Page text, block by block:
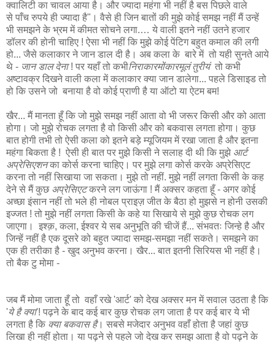
क्वालिटी का चावल आया है। और ज्यादा महंगा भी नहीं है बस पिछले वाले
से पाँच रुपये ही ज्यादा है"। वैसे ही जिन बातों की मुझे कोई समझ नहीं मैं उन्हें
भी समझने के भ्रम में कीमत सोचने लगा.… ये वाली इतने नहीं उतने हजार
डॉलर की होनी चाहिए ! ऐसा भी नहीं कि मुझे कोई पेंटिग बहुत कमाल की लगी
हो... जैसे कलाकार ने जान डाल दी है। अब कला के बारे में तो यही सुनते आये
थे - जान डाल देना! पर यहाँ तो कभीनिराकारमोंकारमूलं तुरीयंतो कभी
अष्टावक्र दिखने वाली कला में कलाकार क्या जान डालेगा... पहले डिसाइड तो
हो कि उसने जो बनाया है वो कोई प्राणी है या ऑटो या ऐटम बम!
खैर... मैं मानता हूँ कि जो मुझे समझ नहीं आता वो भी जरूर किसी और को आता
होगा। जो मुझे रोचक लगता है वो किसी और को बकवास लगता होगा। कुछ
बात होगी तभी तो ऐसी कला को इतने बड़े म्यूजियम में रखा जाता है और इतना
महंगा बिकता है ! ऐसी ही बात पर मुझे किसी ने सलाह दी थी कि मुझे आर्ट
अप्रेसिएशनका कोर्स करना चाहिए। पर मुझे लगा कोर्स करके अप्रेसिएट
करना तो नहीं सिखाया जा सकता। मुझे तो नहीं. मुझे नहीं लगता किसी के कह
देने से मैं कुछ अप्रेसिएटकरने लग जाऊंगा ! मैं अक्सर कहता हूँ - अगर कोई
अच्छा इंसान नहीं तो भले ही नोबल प्राइज़ जीत के बैठा हो मुझसे न होनी उसकी
इज्जत ! तो मुझे नहीं लगता किसी के कहे या सिखाये से मुझे कुछ रोचक लग
जाएगा। इश्क़, कला, ईश्वर ये सब अनुभूति की चीजें हैं... संभवतः जिन्हे है और
जिन्हें नहीं है एक दूसरे को बहुत ज्यादा समझ-समझा नहीं सकते। समझने का
एक ही तरीका है - खुद अनुभव करना। खैर... बात इतनी सिरियस भी नहीं है।
तो बैक टु मोमा -
जब मैं मोमा जाता हूँ तो वहाँ रखे 'आर्ट' को देख अक्सर मन में सवाल उठता है कि
'ये है क्या'! पढ़ने के बाद कई बार कुछ रोचक लग जाता है पर कई बार ये भी
लगता है कि क्या बकवास है। सबसे मजेदार अनुभव वहाँ होता है जहां कुछ
लिखा ही नहीं होता। या पढ़ने से पहले जो देख कर समझ आता है वो पढ़ने के